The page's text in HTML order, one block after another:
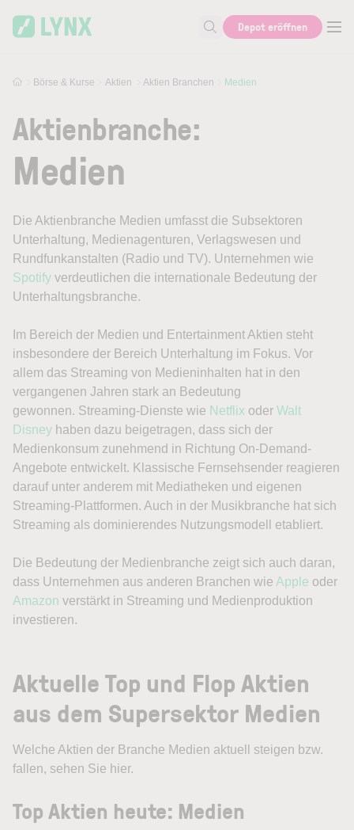
Suche nach Aktie, Autor...
Depot eröffnen
Börse & Kurse Aktien Aktien Branchen Medien
Aktienbranche:
Medien
Die Aktienbranche Medien umfasst die Subsektoren
Unterhaltung, Medienagenturen, Verlagswesen und
Rundfunkanstalten (Radio und TV). Unternehmen wie
Spotify verdeutlichen die internationale Bedeutung der
Unterhaltungsbranche.
Im Bereich der Medien und Entertainment Aktien steht
insbesondere der Bereich Unterhaltung im Fokus. Vor
allem das Streaming von Medieninhalten hat in den
vergangenen Jahren stark an Bedeutung
gewonnen. Streaming-Dienste wie Netflix oder Walt
Disney haben dazu beigetragen, dass sich der
Medienkonsum zunehmend in Richtung On-Demand-
Angebote entwickelt. Klassische Fernsehsender reagieren
darauf unter anderem mit Mediatheken und eigenen
Streaming-Plattformen. Auch in der Musikbranche hat sich
Streaming als dominierendes Nutzungsmodell etabliert.
Die Bedeutung der Medienbranche zeigt sich auch daran,
dass Unternehmen aus anderen Branchen wie Apple oder
Amazon verstärkt in Streaming und Medienproduktion
investieren.
Aktuelle Top und Flop Aktien
aus dem Supersektor Medien
Welche Aktien der Branche Medien aktuell steigen bzw.
fallen, sehen Sie hier.
Top Aktien heute: Medien